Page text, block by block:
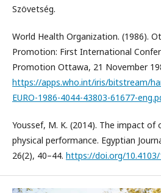
Szövetség.
World Health Organization. (1986).
Promotion: First International
Promotion Ottawa, 21 November
https://apps.who.int/iris/bitstream/
EURO-1986-4044-43803-61677-
Youssef, M. K. (2014). The impact of
physical performance. Egyptian
26(2), 40–44. https://doi.org/10.4103/